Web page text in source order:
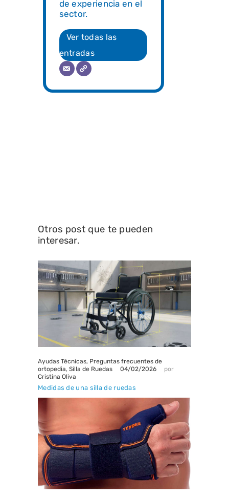
de experiencia en el
sector.
Ver todas las
entradas
Otros post que te pueden
interesar.
Ayudas Técnicas, Preguntas frecuentes de
ortopedia, Silla de Ruedas 04/02/2026
por
Cristina Oliva
Medidas de una silla de ruedas